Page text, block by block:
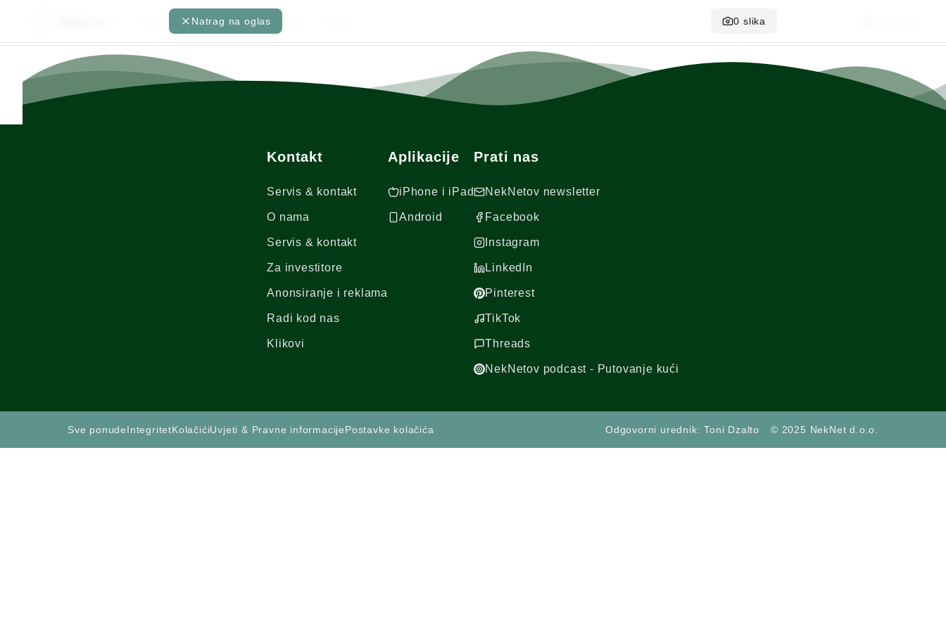
Nekretnine Pronađi agenta
Natrag na oglas 0 slika
Kontakt
Servis & kontakt
O nama
Servis & kontakt
Za investitore
Anonsiranje i reklama
Radi kod nas
Klikovi
Aplikacije
iPhone i iPad
Android
Prati nas
NekNetov newsletter
Facebook
Instagram
LinkedIn
Pinterest
TikTok
Threads
NekNetov podcast - Putovanje kući
Sve ponudeIntegritetKolačićiUvjeti & Pravne informacijePostavke kolačića Odgovorni urednik: Toni Dzalto © 2025 NekNet d.o.o.